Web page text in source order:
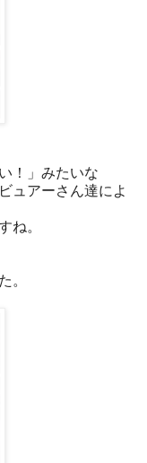
！」みたいな
ュアーさん達によ
ね。
。